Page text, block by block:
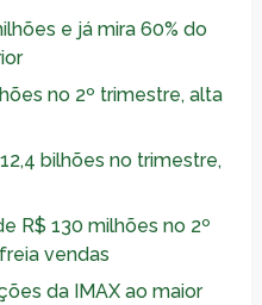
e já mira 60% do
no 2º trimestre, alta
bilhões no trimestre,
R$ 130 milhões no 2º
vendas
da IMAX ao maior